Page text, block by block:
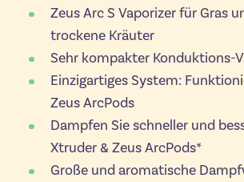
Zeus Arc S Vaporizer für Gras
trockene Kräuter
Sehr kompakter Konduktions-
Einzigartiges System:
Zeus ArcPods
Dampfen Sie schneller und
Xtruder & Zeus ArcPods*
Große und aromatische